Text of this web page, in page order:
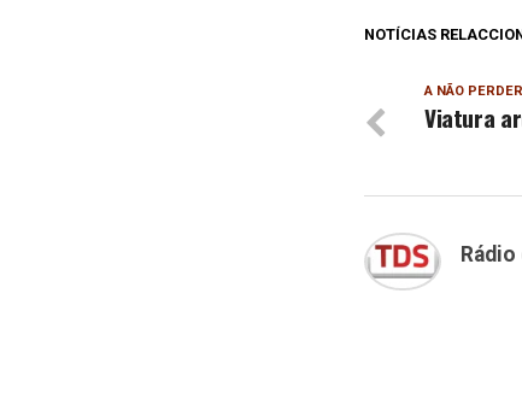
NOTÍCIAS
A NÃO PERDER
Viatura
Rádio